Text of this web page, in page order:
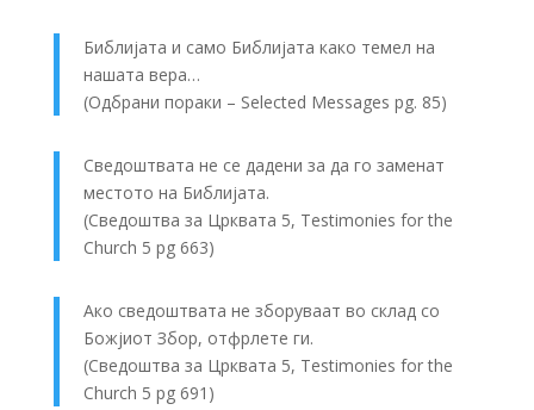
Библијата и само Библијата како темел на
нашата вера…
(Одбрани пораки – Selected Messages pg. 85)
Сведоштвата не се дадени за да го заменат
местото на Библијата.
(Сведоштва за Црквата 5, Testimonies for the
Church 5 pg 663)
Ако сведоштвата не зборуваат во склад со
Божјиот Збор, отфрлете ги.
(Сведоштва за Црквата 5, Testimonies for the
Church 5 pg 691)